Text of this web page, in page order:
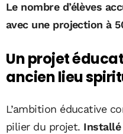
Le nombre d’élèves
avec une projection à
Un projet
ancien lieu
L’ambition éducative
pilier du projet. Installé